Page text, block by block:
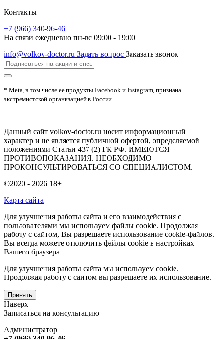
Контакты
+7 (966) 340-96-46
На связи ежедневно пн-вс 09:00 - 19:00
info@volkov-doctor.ru Задать вопрос Заказать звонок
* Meta, в том числе ее продукты Facebook и Instagram, признана
экстремистской организацией в России.
Данный сайт volkov-doctor.ru носит информационный
характер и не является публичной офертой, определяемой
положениями Статьи 437 (2) ГК РФ. ИМЕЮТСЯ
ПРОТИВОПОКАЗАНИЯ. НЕОБХОДИМО
ПРОКОНСУЛЬТИРОВАТЬСЯ СО СПЕЦИАЛИСТОМ.
©2020 - 2026 18+
Карта сайта
Для улучшения работы сайта и его взаимодействия с
пользователями мы используем файлы cookie. Продолжая
работу с сайтом, Вы разрешаете использование cookie-файлов.
Вы всегда можете отключить файлы cookie в настройках
Вашего браузера.
Для улучшения работы сайта мы используем cookie.
Продолжая работу с сайтом вы разрешаете их использование.
Принять
Наверх
Записаться на консультацию
Администратор